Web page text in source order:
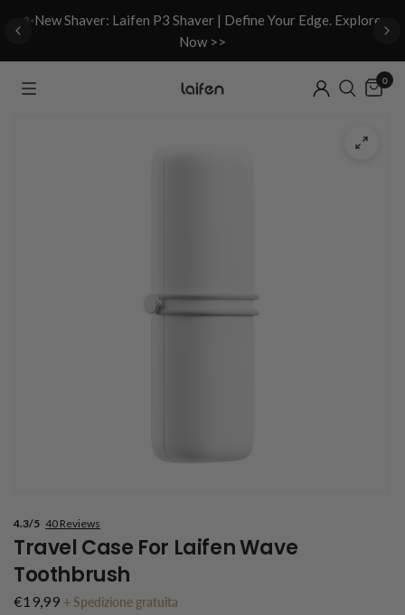
✨New Shaver: Laifen P3 Shaver | Define Your Edge. Explore
Now >>
0
40 Reviews
4.3/5
Travel Case For Laifen Wave
Toothbrush
€19,99 +Spedizione gratuita